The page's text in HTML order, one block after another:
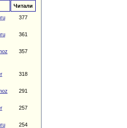
Читали
377
361
357
318
291
257
254